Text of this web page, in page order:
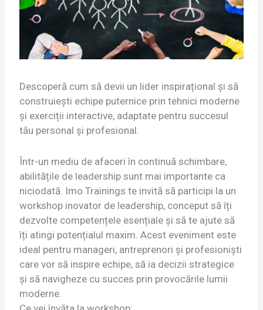
Descoperă cum să devii un lider inspirațional și să
construiești echipe puternice prin tehnici moderne
și exerciții interactive, adaptate pentru succesul
tău personal și profesional.
Într-un mediu de afaceri în continuă schimbare,
abilitățile de leadership sunt mai importante ca
niciodată. Imo Trainings te invită să participi la un
workshop inovator de leadership, conceput să îți
dezvolte competențele esențiale și să te ajute să
îți atingi potențialul maxim. Acest eveniment este
ideal pentru manageri, antreprenori și profesioniști
care vor să inspire echipe, să ia decizii strategice
și să navigheze cu succes prin provocările lumii
moderne.